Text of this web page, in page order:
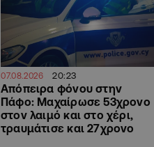
07.08.2026 20:23
Απόπειρα φόνου στην
Πάφο: Μαχαίρωσε 53χρονο
στον λαιμό και στο χέρι,
τραυμάτισε και 27χρονο